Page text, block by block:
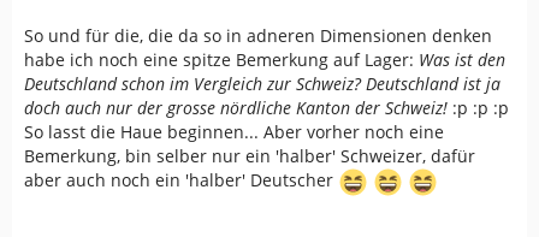
So und für die, die da so in adneren Dimensionen denken
habe ich noch eine spitze Bemerkung auf Lager: Was ist den
Deutschland schon im Vergleich zur Schweiz? Deutschland ist ja
doch auch nur der grosse nördliche Kanton der Schweiz! :p :p :p
So lasst die Haue beginnen... Aber vorher noch eine
Bemerkung, bin selber nur ein 'halber' Schweizer, dafür
aber auch noch ein 'halber' Deutscher